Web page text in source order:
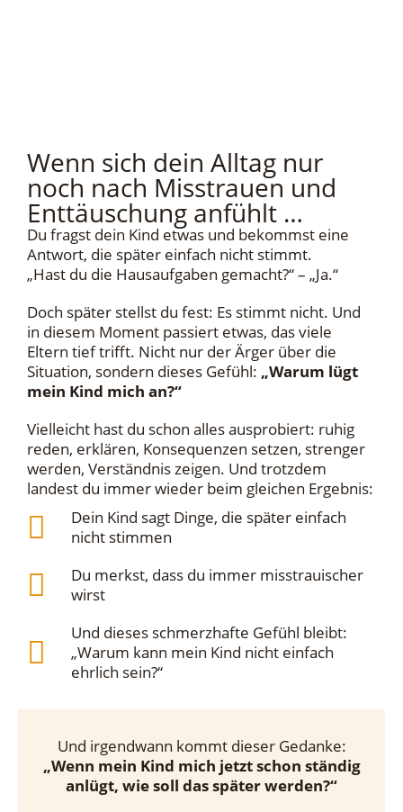
Wenn sich dein Alltag nur
noch nach Misstrauen und
Enttäuschung anfühlt …
Du fragst dein Kind etwas und bekommst eine
Antwort, die später einfach nicht stimmt.
„Hast du die Hausaufgaben gemacht?“ – „Ja.“
Doch später stellst du fest: Es stimmt nicht. Und
in diesem Moment passiert etwas, das viele
Eltern tief trifft. Nicht nur der Ärger über die
Situation, sondern dieses Gefühl: „Warum lügt
mein Kind mich an?“
Vielleicht hast du schon alles ausprobiert: ruhig
reden, erklären, Konsequenzen setzen, strenger
werden, Verständnis zeigen. Und trotzdem
landest du immer wieder beim gleichen Ergebnis:
Dein Kind sagt Dinge, die später einfach
nicht stimmen
Du merkst, dass du immer misstrauischer
wirst
Und dieses schmerzhafte Gefühl bleibt:
„Warum kann mein Kind nicht einfach
ehrlich sein?“
Und irgendwann kommt dieser Gedanke:
„Wenn mein Kind mich jetzt schon ständig
anlügt, wie soll das später werden?“